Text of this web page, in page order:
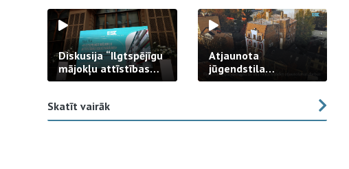
Diskusija “Ilgtspējīgu
mājokļu attīstības
izaicinājums”
Atjaunota
jūgendstila
arhitektūras pērles
Skatīt vairāk